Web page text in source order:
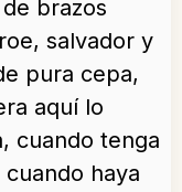
brazos
salvador y
pura cepa,
aquí lo
cuando tenga
haya